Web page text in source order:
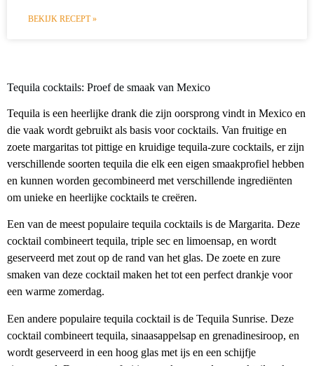
BEKIJK RECEPT »
Tequila cocktails: Proef de smaak van Mexico
Tequila is een heerlijke drank die zijn oorsprong vindt in Mexico en
die vaak wordt gebruikt als basis voor cocktails. Van fruitige en
zoete margaritas tot pittige en kruidige tequila-zure cocktails, er zijn
verschillende soorten tequila die elk een eigen smaakprofiel hebben
en kunnen worden gecombineerd met verschillende ingrediënten
om unieke en heerlijke cocktails te creëren.
Een van de meest populaire tequila cocktails is de Margarita. Deze
cocktail combineert tequila, triple sec en limoensap, en wordt
geserveerd met zout op de rand van het glas. De zoete en zure
smaken van deze cocktail maken het tot een perfect drankje voor
een warme zomerdag.
Een andere populaire tequila cocktail is de Tequila Sunrise. Deze
cocktail combineert tequila, sinaasappelsap en grenadinesiroop, en
wordt geserveerd in een hoog glas met ijs en een schijfje